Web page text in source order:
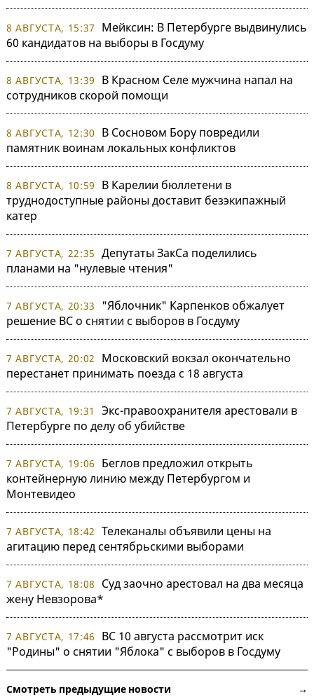
8 АВГУСТА, 15:37
Мейксин: В Петербурге выдвинулись
60 кандидатов на выборы в Госдуму
8 АВГУСТА, 13:39
В Красном Селе мужчина напал на
сотрудников скорой помощи
8 АВГУСТА, 12:30
В Сосновом Бору повредили
памятник воинам локальных конфликтов
8 АВГУСТА, 10:59
В Карелии бюллетени в
труднодоступные районы доставит безэкипажный
катер
7 АВГУСТА, 22:35 Депутаты ЗакСа поделились
планами на "нулевые чтения"
7 АВГУСТА, 20:33
"Яблочник" Карпенков обжалует
решение ВС о снятии с выборов в Госдуму
7 АВГУСТА, 20:02
Московский вокзал окончательно
перестанет принимать поезда с 18 августа
7 АВГУСТА, 19:31
Экс-правоохранителя арестовали в
Петербурге по делу об убийстве
7 АВГУСТА, 19:06
Беглов предложил открыть
контейнерную линию между Петербургом и
Монтевидео
7 АВГУСТА, 18:42 Телеканалы объявили цены на
агитацию перед сентябрьскими выборами
7 АВГУСТА, 18:08
Суд заочно арестовал на два месяца
жену Невзорова*
7 АВГУСТА, 17:46
ВС 10 августа рассмотрит иск
"Родины" о снятии "Яблока" с выборов в Госдуму
Смотреть предыдущие новости →